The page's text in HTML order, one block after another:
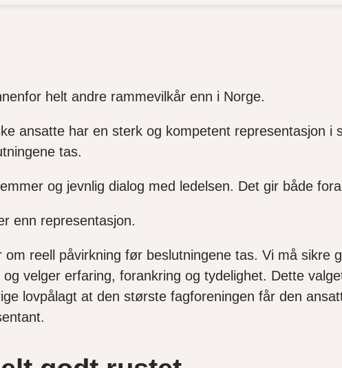
helt andre rammevilkår enn i Norge.
ansatte har en sterk og kompetent representasjon i
tas.
og jevnlig dialog med ledelsen. Det gir både
enn representasjon.
reell påvirkning før beslutningene tas. Vi må sikre
velger erfaring, forankring og tydelighet. Dette
lovpålagt at den største fagforeningen får den